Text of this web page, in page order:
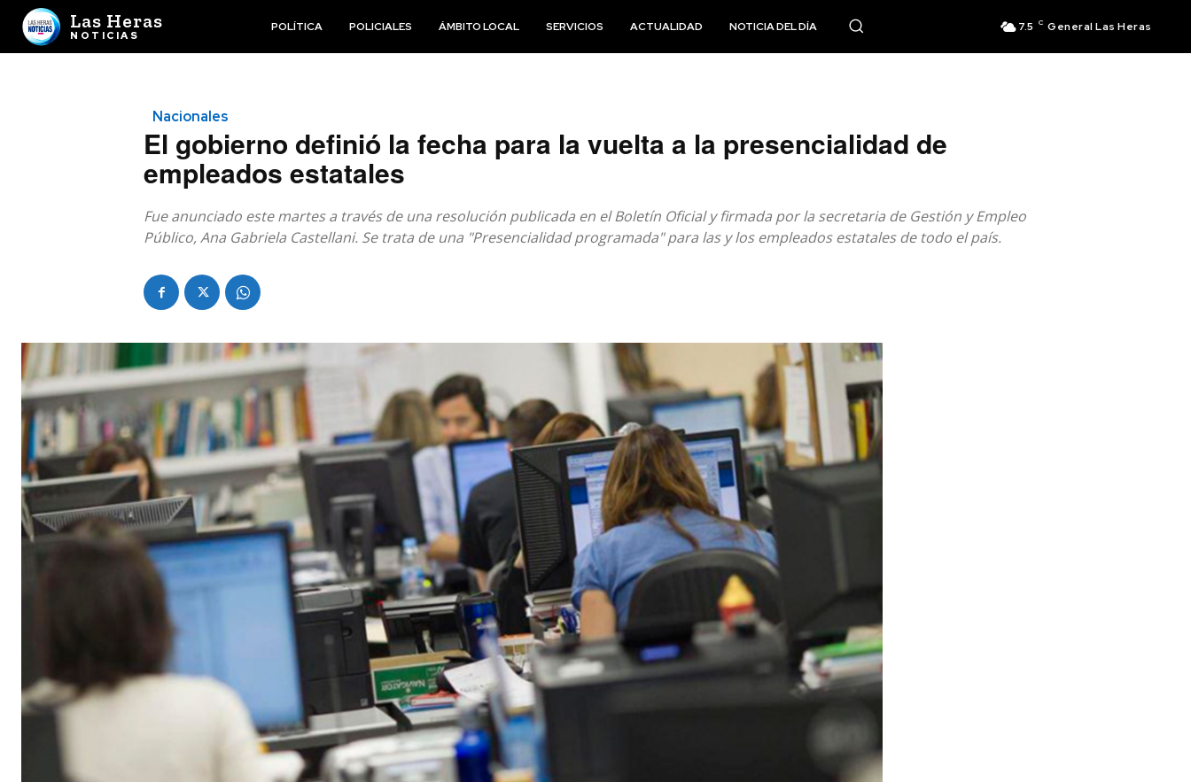
Las Heras
NOTICIAS
POLÍTICA POLICIALES ÁMBITO LOCAL SERVICIOS ACTUALIDAD NOTICIA DEL DÍA 7.5 C General Las Heras
Nacionales
El gobierno definió la fecha para la vuelta a la presencialidad de
empleados estatales
Fue anunciado este martes a través de una resolución publicada en el Boletín Oficial y firmada por la secretaria de Gestión y Empleo
Público, Ana Gabriela Castellani. Se trata de una "Presencialidad programada" para las y los empleados estatales de todo el país.